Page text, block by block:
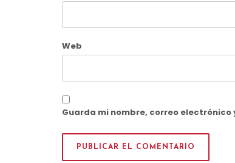
Web
Guarda mi nombre, correo